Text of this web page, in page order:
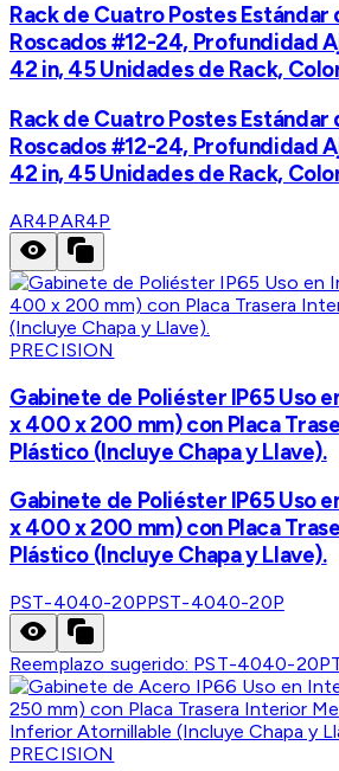
Rack de Cuatro Postes Estándar
Roscados #12-24, Profundidad
42 in, 45 Unidades de Rack,
Rack de Cuatro Postes Estándar
Roscados #12-24, Profundidad
42 in, 45 Unidades de Rack,
AR4PAR4P
PRECISION
Gabinete de Poliéster IP65 Uso
x 400 x 200 mm) con Placa
Plástico (Incluye Chapa y Llave).
Gabinete de Poliéster IP65 Uso
x 400 x 200 mm) con Placa
Plástico (Incluye Chapa y Llave).
PST-4040-20PPST-4040-20P
Reemplazo sugerido: PST-4040-
PRECISION